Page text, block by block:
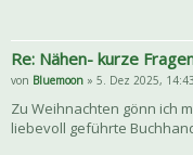
Re: Nähen- kurze
von Bluemoon » 5. Dez 2025, 14:43
Zu Weihnachten gönn ich
liebevoll geführte